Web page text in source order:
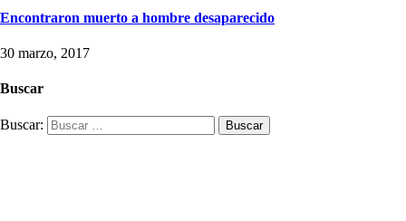
Encontraron muerto a hombre desaparecido
30 marzo, 2017
Buscar
Buscar: